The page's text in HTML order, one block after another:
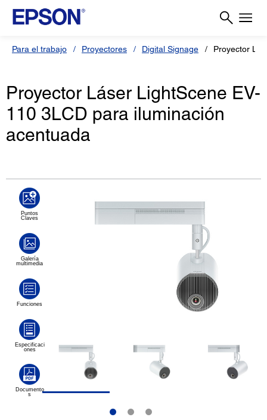
Para el trabajo Proyectores Digital Signage Proyector
Proyector Láser LightScene EV-
110 3LCD para iluminación
acentuada